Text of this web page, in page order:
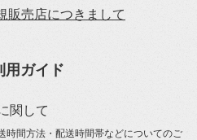
販売店につきまして
用ガイド
関して
時間方法・配送時間帯などについてのご